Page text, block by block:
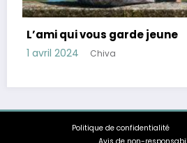
Conseils pour
stress